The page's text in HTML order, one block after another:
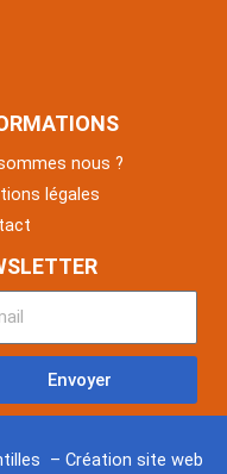
nous ?
légales
Envoyer
– Création site web